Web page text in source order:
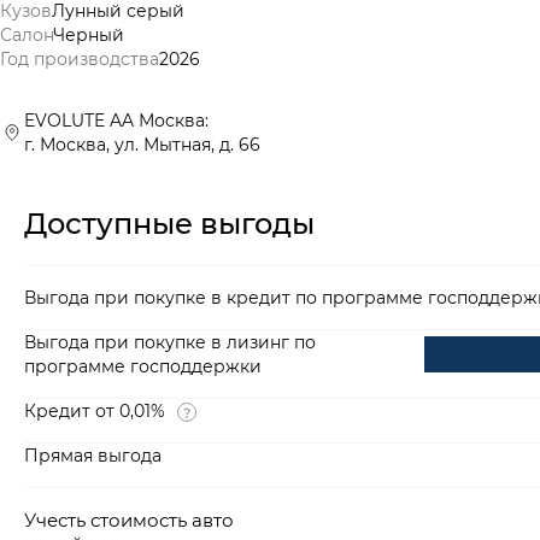
КузовЛунный серый
СалонЧерный
Год производства2026
EVOLUTE AA Москва:
г. Москва, ул. Мытная, д. 66
Доступные выгоды
Выгода при покупке в кредит по программе
Выгода при покупке в лизинг по
программе господдержки
Кредит от 0,01%
Прямая выгода
Учесть стоимость авто